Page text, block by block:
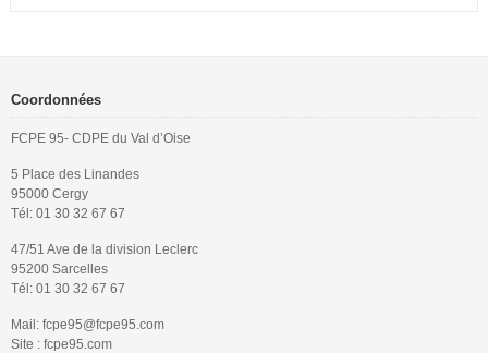
Coordonnées
FCPE 95- CDPE du Val d’Oise
5 Place des Linandes
95000 Cergy
Tél: 01 30 32 67 67
47/51 Ave de la division Leclerc
95200 Sarcelles
Tél: 01 30 32 67 67
Mail: fcpe95@fcpe95.com
Site : fcpe95.com